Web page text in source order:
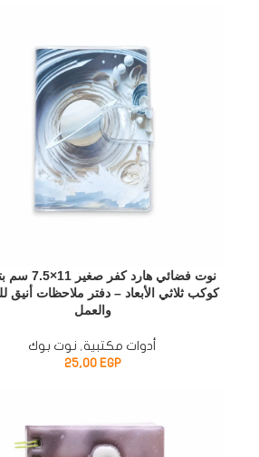
نوت فضائي هارد كفر
كوكب ثلاثي الأبعاد – دفتر ملاحظات أنيق
والعمل
أدوات مكتبية , نوت بوك
25,00 EGP